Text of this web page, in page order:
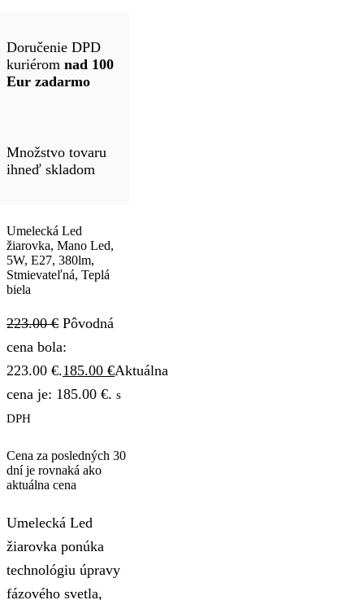
Doručenie DPD
kuriérom nad 100
Eur zadarmo
Množstvo tovaru
ihneď skladom
Umelecká Led
žiarovka, Mano Led,
5W, E27, 380lm,
Stmievateľná, Teplá
biela
223.00€ Pôvodná
cena bola:
223.00 €.185.00 €Aktuálna
cena je: 185.00 €. s
DPH
Cena za posledných 30
dní je rovnaká ako
aktuálna cena
Umelecká Led
žiarovka ponúka
technológiu úpravy
fázového svetla,